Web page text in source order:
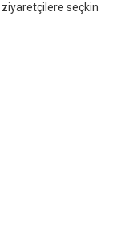
ziyaretçilere seçkin